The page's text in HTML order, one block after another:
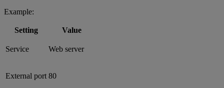
Example:
Setting Value
Service Web server
External port 80